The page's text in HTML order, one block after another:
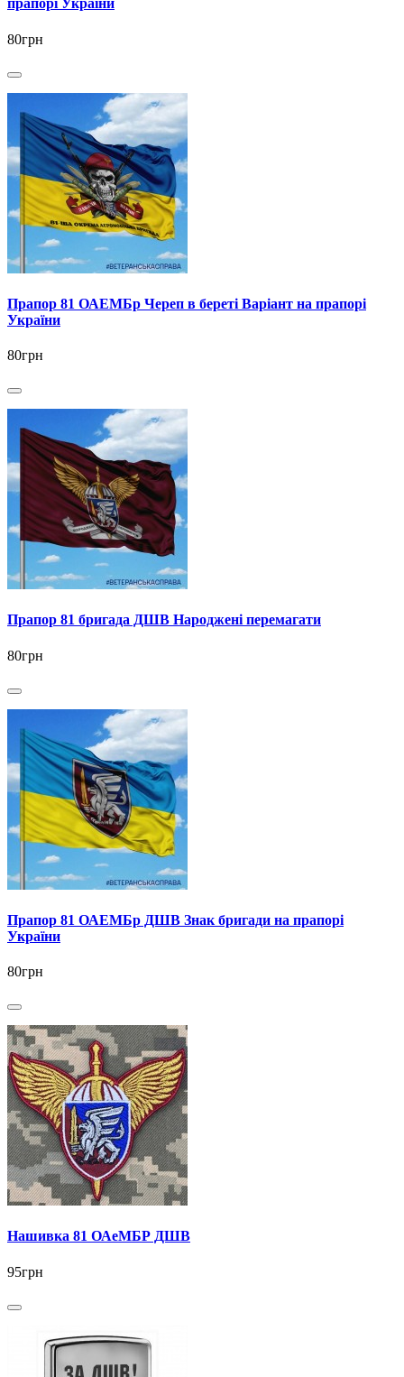
прапорі України
80грн
Прапор 81 ОАЕМБр Череп в береті Варіант на прапорі
України
80грн
Прапор 81 бригада ДШВ Народжені перемагати
80грн
Прапор 81 ОАЕМБр ДШВ Знак бригади на прапорі
України
80грн
Нашивка 81 ОАеМБР ДШВ
95грн